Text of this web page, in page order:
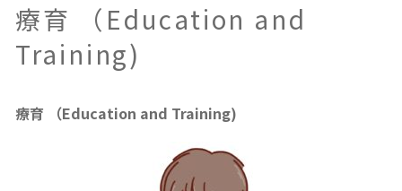
療育 （Education and
Training)
療育 （Education and Training)